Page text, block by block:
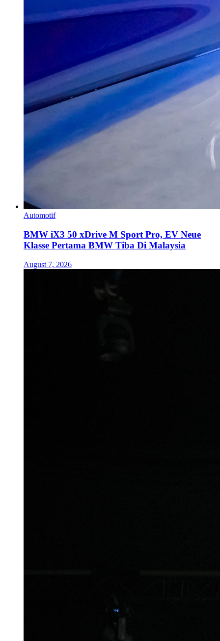
Automotif
BMW iX3 50 xDrive M Sport Pro, EV Neue
Klasse Pertama BMW Tiba Di Malaysia
August 7, 2026